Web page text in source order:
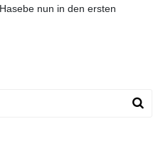
nun in den ersten